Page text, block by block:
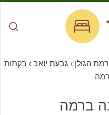
הגולן › גבעת יואב › בקתות
ברמה